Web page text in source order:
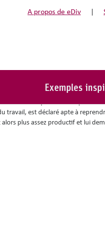
A propos de eDiv
Exemples
et une opération s'impose
travail, est déclaré apte à
plus assez productif et lui